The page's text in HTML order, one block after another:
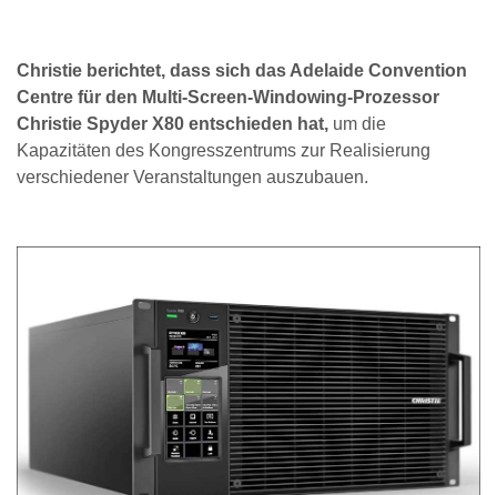
Christie berichtet, dass sich das Adelaide Convention
Centre für den Multi-Screen-Windowing-Prozessor
Christie Spyder X80 entschieden hat, um die
Kapazitäten des Kongresszentrums zur Realisierung
verschiedener Veranstaltungen auszubauen.